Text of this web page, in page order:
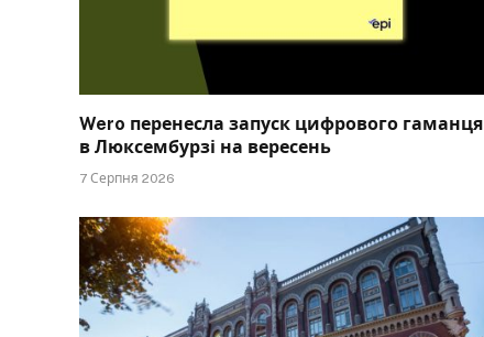
Wero перенесла запуск цифрового гаманця
в Люксембурзі на вересень
7 Серпня 2026